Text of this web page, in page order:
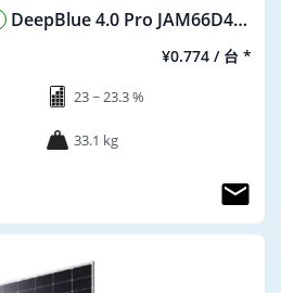
¥0.774 / 台 *
23 ~ 23.3 %
33.1 kg